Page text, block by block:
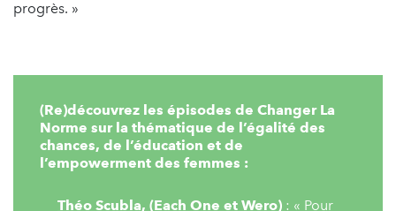
progrès. »
(Re)découvrez les épisodes de Changer La
Norme sur la thématique de l’égalité des
chances, de l’éducation et de
l’empowerment des femmes :
Théo Scubla, (Each One et Wero) : « Pour